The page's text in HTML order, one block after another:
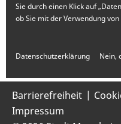
Barrierefreiheit
Impressum
Sie durch einen Klick auf
ob Sie mit der Verwendung
Datenschutzerklärung Nein,